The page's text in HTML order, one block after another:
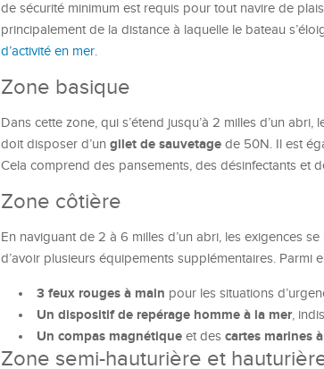
de sécurité minimum est requis pour tout navire de
principalement de la distance à laquelle le bateau
d’activité en mer.
Zone basique
Dans cette zone, qui s’étend jusqu’à 2 milles d’un
doit disposer d’un gilet de sauvetage de 50N. Il est
Cela comprend des pansements, des désinfectants et
Zone côtière
En naviguant de 2 à 6 milles d’un abri, les exigences
d’avoir plusieurs équipements supplémentaires. Parmi
3 feux rouges à main pour les situations
Un dispositif de repérage homme à la mer,
Un compas magnétique et des cartes marines
Zone semi-hauturière et